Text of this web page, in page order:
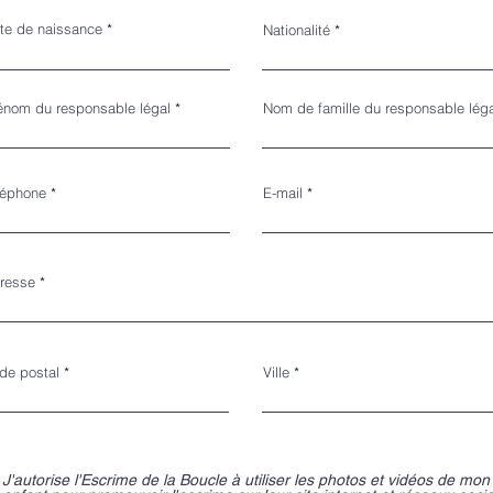
de naissance *r
u
e
Nationalité
du responsable légal Nom de famille du responsable
E-mail
postal Ville
J'autorise l'Escrime de la Boucle à utiliser les photos et vidéos de mon